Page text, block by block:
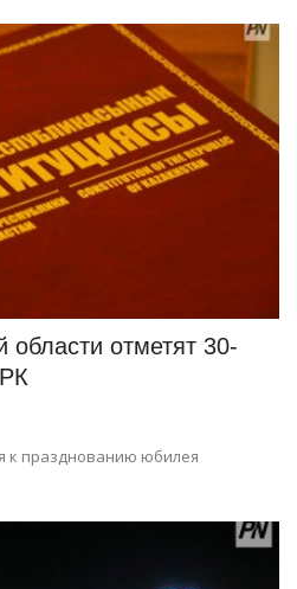
области отметят 30-
к празднованию юбилея